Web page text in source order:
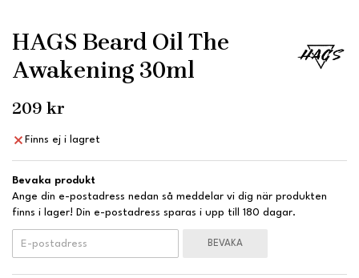
HAGS Beard Oil The
Awakening 30ml
209 kr
Finns ej i lagret
Bevaka produkt
Ange din e-postadress nedan så meddelar vi dig när produkten
finns i lager! Din e-postadress sparas i upp till 180 dagar.
BEVAKA